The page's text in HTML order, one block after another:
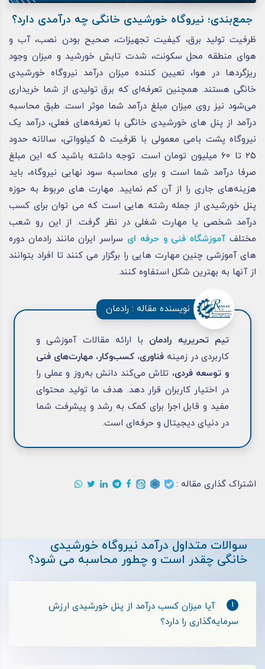
جمع‌بندی؛ نیروگاه خورشیدی خانگی چه درآمدی دارد؟
ظرفیت تولید برق، کیفیت تجهیزات، صحیح بودن نصب، آب و
هوای منطقه محل سکونت، شدت تابش خورشید و میزان وجود
ریزگردها در هوا، تعیین کننده میزان درآمد نیروگاه خورشیدی
خانگی هستند. همچنین تعرفه‌ای که برق تولیدی از شما خریداری
می‌شود نیز روی میزان مبلغ درآمد شما موثر است. طبق محاسبه
درآمد از پنل های خورشیدی خانگی با تعرفه‌های فعلی، درآمد یک
نیروگاه پشت بامی معمولی با ظرفیت ۵ کیلوواتی، سالانه حدود
۲۵ تا ۶۰ میلیون تومان است. توجه داشته باشید که این مبلغ
صرفا درآمد شما است و برای محاسبه سود نهایی نیروگاه، باید
هزینه‌های جاری را از آن کم نمایید. مهارت های مربوط به حوزه
پنل خورشیدی از جمله رشته هایی است که می توان برای کسب
درآمد شخصی یا مهارت شغلی در نظر گرفت. از این رو شعب
مختلف آموزشگاه فنی و حرفه ای سراسر ایران مانند رادمان دوره
های آموزشی چنین مهارت هایی را برگزار می کنند تا افراد بتوانند
از آنها به بهترین شکل استفاوه کنند.
تیم تحریریه رادمان با ارائه مقالات آموزشی و
کاربردی در زمینه فناوری، کسب‌وکار، مهارت‌های فنی
و توسعه فردی، تلاش می‌کند دانش به‌روز و عملی را
در اختیار کاربران قرار دهد. هدف ما تولید محتوای
مفید و قابل اجرا برای کمک به رشد و پیشرفت شما
در دنیای دیجیتال و حرفه‌ای است.
نویسنده مقاله : رادمان
اشتراک گذاری مقاله :
سوالات متداول درآمد نیروگاه خورشیدی
خانگی چقدر است و چطور محاسبه می شود؟
1
آیا میزان کسب درآمد از پنل خورشیدی ارزش
سرمایه‌گذاری را دارد؟